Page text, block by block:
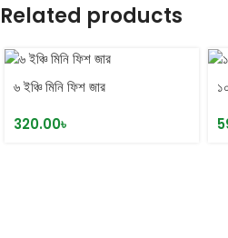
Related products
৬ ইঞ্চি মিনি ফিশ জার
320.00৳